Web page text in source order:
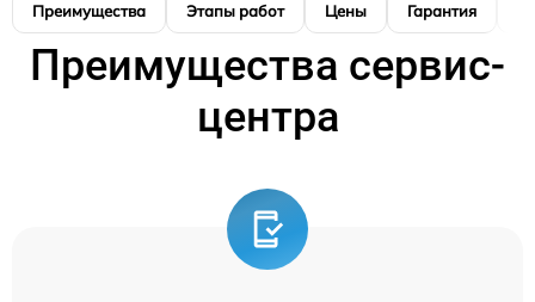
Преимущества Этапы работ Цены Гарантия
Преимущества сервис-
центра